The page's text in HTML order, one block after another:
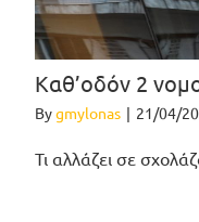
Καθ’οδόν 2
Bygmylonas | 21/04/
Τι αλλάζει σε